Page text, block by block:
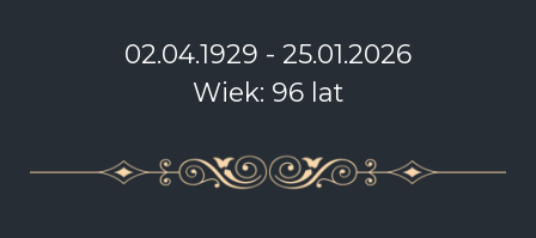
02.04.1929 - 25.01.2026
Wiek: 96 lat